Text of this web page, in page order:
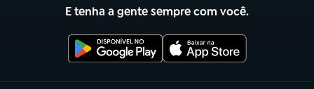
E tenha a gente sempre com você.